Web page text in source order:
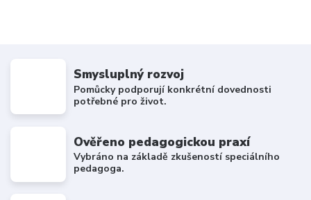
Smysluplný rozvoj
Pomůcky podporují konkrétní dovednosti
potřebné pro život.
Ověřeno pedagogickou praxí
Vybráno na základě zkušeností speciálního
pedagoga.